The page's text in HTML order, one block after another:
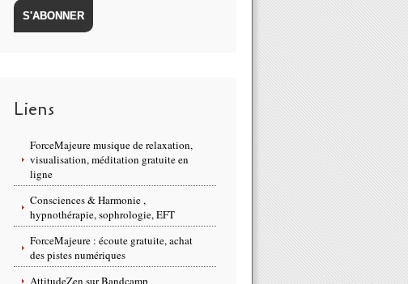
Liens
ForceMajeure musique de relaxation,
visualisation, méditation gratuite en
ligne
Consciences & Harmonie ,
hypnothérapie, sophrologie, EFT
ForceMajeure : écoute gratuite, achat
des pistes numériques
AttitudeZen sur Bandcamp